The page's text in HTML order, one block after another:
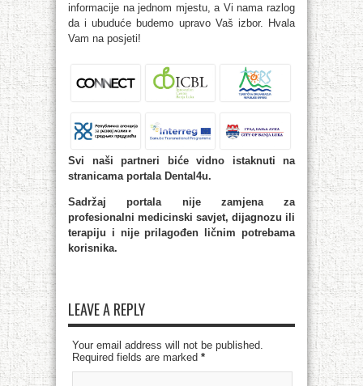
informacije na jednom mjestu, a Vi nama razlog
da i ubuduće budemo upravo Vaš izbor. Hvala
Vam na posjeti!
Svi naši partneri biće vidno istaknuti na
stranicama portala Dental4u.
Sadržaj portala nije zamjena za
profesionalni medicinski savjet, dijagnozu ili
terapiju i nije prilagođen ličnim potrebama
korisnika.
LEAVE A REPLY
Your email address will not be published.
Required fields are marked *